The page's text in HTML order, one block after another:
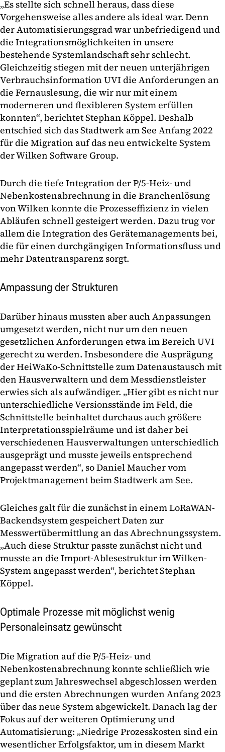
„Es stellte sich schnell heraus, dass diese
Vorgehensweise alles andere als ideal war. Denn
der Automatisierungsgrad war unbefriedigend und
die Integrationsmöglichkeiten in unsere
bestehende Systemlandschaft sehr schlecht.
Gleichzeitig stiegen mit der neuen unterjährigen
Verbrauchsinformation UVI die Anforderungen an
die Fernauslesung, die wir nur mit einem
moderneren und flexibleren System erfüllen
konnten“, berichtet Stephan Köppel. Deshalb
entschied sich das Stadtwerk am See Anfang 2022
für die Migration auf das neu entwickelte System
der Wilken Software Group.
Durch die tiefe Integration der P/5-Heiz- und
Nebenkostenabrechnung in die Branchenlösung
von Wilken konnte die Prozesseffizienz in vielen
Abläufen schnell gesteigert werden. Dazu trug vor
allem die Integration des Gerätemanagements bei,
die für einen durchgängigen Informationsfluss und
mehr Datentransparenz sorgt.
Ampassung der Strukturen
Darüber hinaus mussten aber auch Anpassungen
umgesetzt werden, nicht nur um den neuen
gesetzlichen Anforderungen etwa im Bereich UVI
gerecht zu werden. Insbesondere die Ausprägung
der HeiWaKo-Schnittstelle zum Datenaustausch mit
den Hausverwaltern und dem Messdienstleister
erwies sich als aufwändiger. „Hier gibt es nicht nur
unterschiedliche Versionsstände im Feld, die
Schnittstelle beinhaltet durchaus auch größere
Interpretationsspielräume und ist daher bei
verschiedenen Hausverwaltungen unterschiedlich
ausgeprägt und musste jeweils entsprechend
angepasst werden“, so Daniel Maucher vom
Projektmanagement beim Stadtwerk am See.
Gleiches galt für die zunächst in einem LoRaWAN-
Backendsystem gespeichert Daten zur
Messwertübermittlung an das Abrechnungssystem.
„Auch diese Struktur passte zunächst nicht und
musste an die Import-Ablesestruktur im Wilken-
System angepasst werden“, berichtet Stephan
Köppel.
Optimale Prozesse mit möglichst wenig
Personaleinsatz gewünscht
Die Migration auf die P/5-Heiz- und
Nebenkostenabrechnung konnte schließlich wie
geplant zum Jahreswechsel abgeschlossen werden
und die ersten Abrechnungen wurden Anfang 2023
über das neue System abgewickelt. Danach lag der
Fokus auf der weiteren Optimierung und
Automatisierung: „Niedrige Prozesskosten sind ein
wesentlicher Erfolgsfaktor, um in diesem Markt